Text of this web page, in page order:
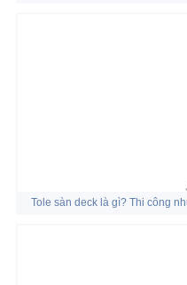
Tole sàn deck là gì? Thi công